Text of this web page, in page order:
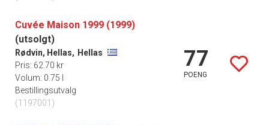
Cuvée Maison 1999 (1999)
(utsolgt)
Rødvin, Hellas, Hellas
Pris: 62.70 kr
Volum: 0.75 l
Bestillingsutvalg
(1197001)
77
POENG